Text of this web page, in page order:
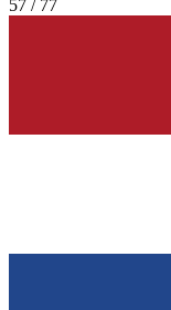
57 / 77